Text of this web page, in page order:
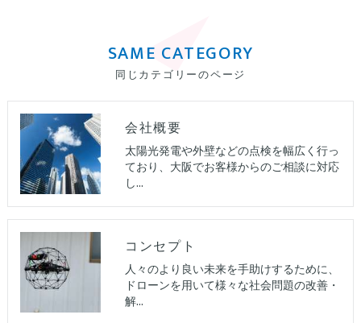
同じカテゴリーのページ
SAME CATEGORY
会社概要
太陽光発電や外壁などの点検を幅広く行っ
ており、大阪でお客様からのご相談に対応
し…
コンセプト
人々のより良い未来を手助けするために、
ドローンを用いて様々な社会問題の改善・
解…